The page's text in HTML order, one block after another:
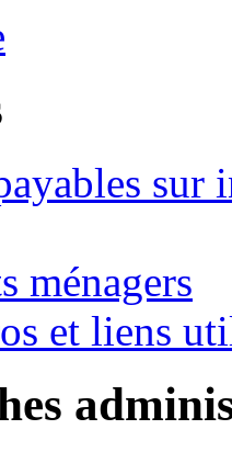
sur
ménagers
et liens